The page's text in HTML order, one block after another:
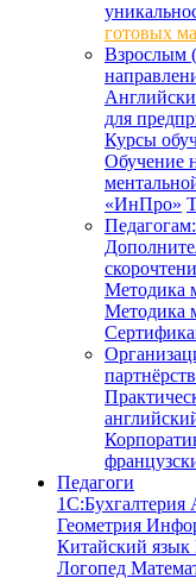
готовых
Взрослым
для
Курсы
Обучение
«ИнПро»
Методика
Методика
Педагоги
1С:Бухгалтерия
Геометрия
Китайский язык
Логопед